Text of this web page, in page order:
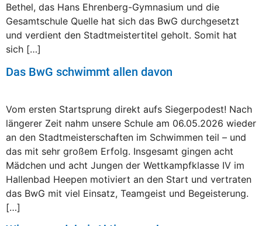
Bethel, das Hans Ehrenberg-Gymnasium und die
Gesamtschule Quelle hat sich das BwG durchgesetzt
und verdient den Stadtmeistertitel geholt. Somit hat
sich […]
Das BwG schwimmt allen davon
Vom ersten Startsprung direkt aufs Siegerpodest! Nach
längerer Zeit nahm unsere Schule am 06.05.2026 wieder
an den Stadtmeisterschaften im Schwimmen teil – und
das mit sehr großem Erfolg. Insgesamt gingen acht
Mädchen und acht Jungen der Wettkampfklasse IV im
Hallenbad Heepen motiviert an den Start und vertraten
das BwG mit viel Einsatz, Teamgeist und Begeisterung.
[…]